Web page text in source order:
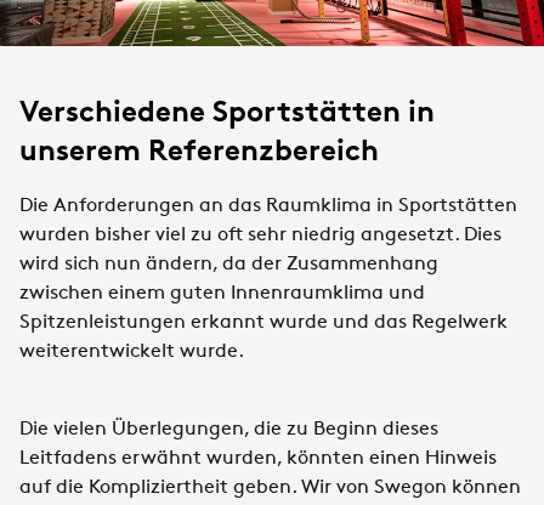
Verschiedene Sportstätten in
unserem Referenzbereich
Die Anforderungen an das Raumklima in Sportstätten
wurden bisher viel zu oft sehr niedrig angesetzt. Dies
wird sich nun ändern, da der Zusammenhang
zwischen einem guten Innenraumklima und
Spitzenleistungen erkannt wurde und das Regelwerk
weiterentwickelt wurde.
Die vielen Überlegungen, die zu Beginn dieses
Leitfadens erwähnt wurden, könnten einen Hinweis
auf die Kompliziertheit geben. Wir von Swegon können